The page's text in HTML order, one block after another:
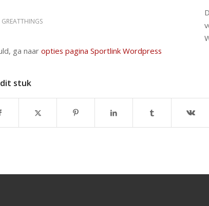
GREATTHINGS
ga naar opties pagina Sportlink Wordpress
stuk